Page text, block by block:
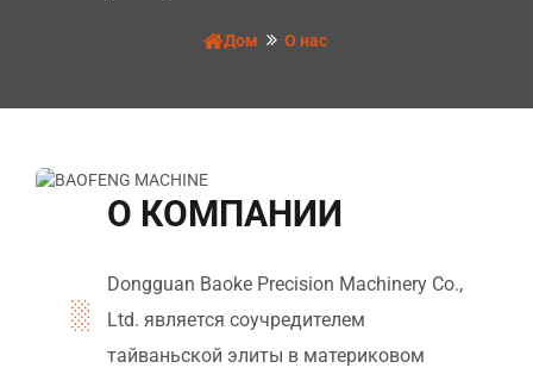
Дом О нас
О КОМПАНИИ
Dongguan Baoke Precision Machinery Co.,
Ltd. является соучредителем
тайваньской элиты в материковом